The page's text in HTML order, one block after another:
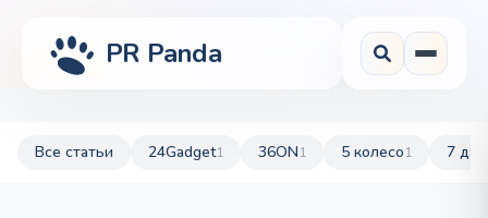
PR Panda
Все статьи 24Gadget1 36ON1 5 колесо1 7 дач